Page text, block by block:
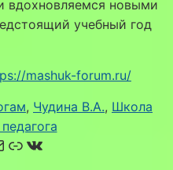
вдохновляемся новыми
учебный год
mashuk-forum.ru/
, Чудина В.А., Школа
Ссылка
ВКонтакте